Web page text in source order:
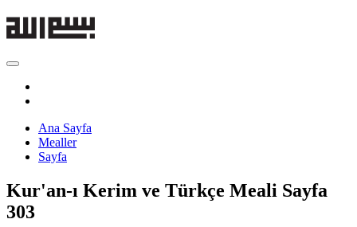
Ana Sayfa
Mealler
Sayfa
Kur'an-ı Kerim ve Türkçe Meali Sayfa
303